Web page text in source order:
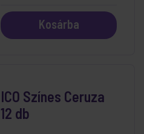
Kosárba
ICO Színes Ceruza
12 db